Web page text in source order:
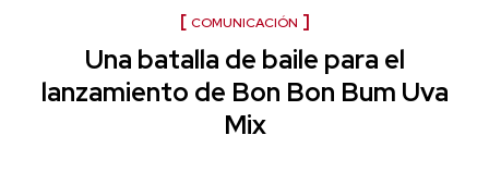
COMUNICACIÓN
Una batalla de baile para el
lanzamiento de Bon Bon Bum Uva
Mix